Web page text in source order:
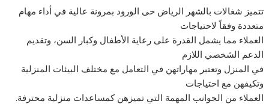
تتميز شغالات بالشهر الرياض حى الورود بمرونة عالية في أداء مهام
متعددة وفقاً لاحتياجات
العملاء مما يشمل القدرة على رعاية الأطفال وكبار السن، وتقديم
الدعم الشخصي اللازم
في المنزل وتعتبر مهاراتهن في التعامل مع مختلف البيئات المنزلية
وتكيفهن مع احتياجات
العملاء من الجوانب المهمة التي تميزهن كمساعدات منزلية محترفة.